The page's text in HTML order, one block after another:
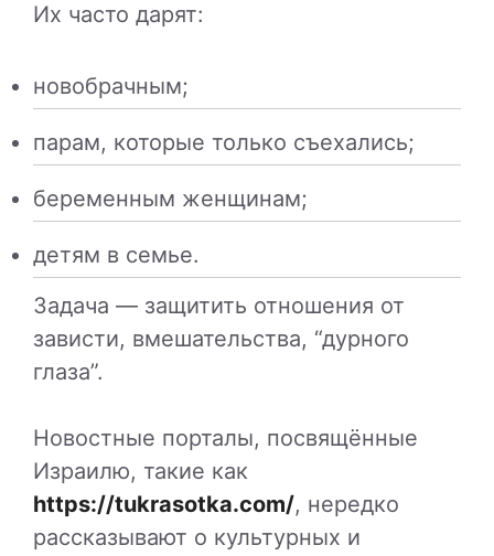
Их часто дарят:
новобрачным;
парам, которые только съехались;
беременным женщинам;
детям в семье.
Задача — защитить отношения от
зависти, вмешательства, “дурного
глаза”.
Новостные порталы, посвящённые
Израилю, такие как
https://tukrasotka.com/, нередко
рассказывают о культурных и